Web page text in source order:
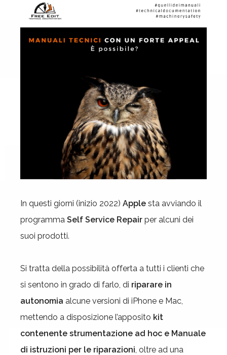
In questi giorni (inizio 2022) Apple sta avviando il
programma Self Service Repair per alcuni dei
suoi prodotti.
Si tratta della possibilità offerta a tutti i clienti che
si sentono in grado di farlo, di riparare in
autonomia alcune versioni di iPhone e Mac,
mettendo a disposizione l’apposito kit
contenente strumentazione ad hoc e Manuale
di istruzioni per le riparazioni, oltre ad una